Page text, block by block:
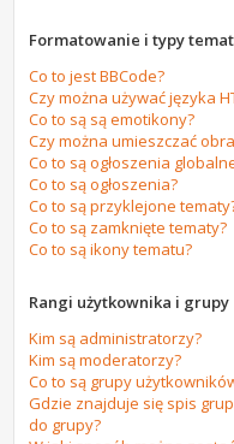
Formatowanie i typy
Co to jest BBCode?
Czy można używać języka
Co to są są emotikony?
Czy można umieszczać
Co to są ogłoszenia
Co to są ogłoszenia?
Co to są przyklejone
Co to są zamknięte tematy?
Co to są ikony tematu?
Rangi użytkownika i grupy
Kim są administratorzy?
Kim są moderatorzy?
Co to są grupy
Gdzie znajduje się spis
do grupy?